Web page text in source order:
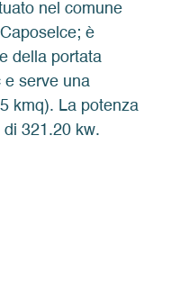
nel comune
è
della portata
e serve una
kmq). La potenza
321.20 kw.